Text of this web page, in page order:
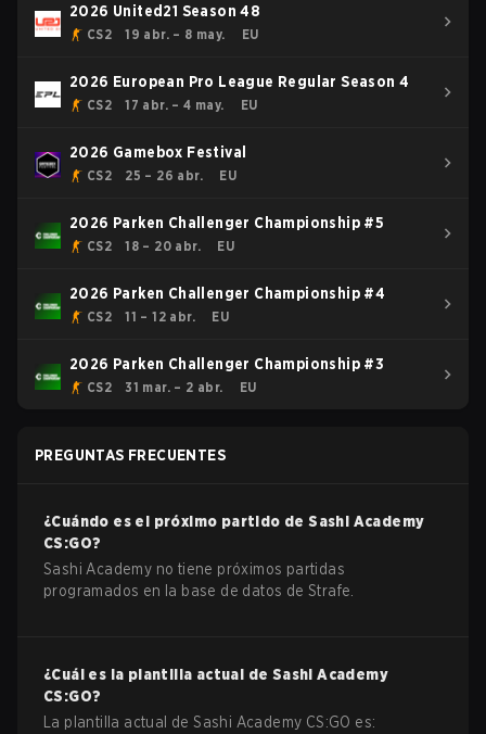
2026 United21 Season 48
CS2 19 abr. – 8 may. EU
2026 European Pro League Regular Season 4
CS2 17 abr. – 4 may. EU
2026 Gamebox Festival
CS2 25 – 26 abr. EU
2026 Parken Challenger Championship #5
CS2 18 – 20 abr. EU
2026 Parken Challenger Championship #4
CS2 11 – 12 abr. EU
2026 Parken Challenger Championship #3
CS2 31 mar. – 2 abr. EU
PREGUNTAS FRECUENTES
¿Cuándo es el próximo partido deSashi Academy
CS:GO?
Sashi Academy no tiene próximos partidas
programados en la base de datos de Strafe.
¿Cuál es la plantilla actual de Sashi Academy
CS:GO?
La plantilla actual deSashi Academy CS:GO es: